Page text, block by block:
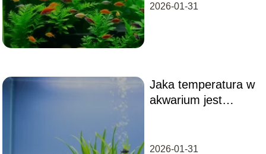
2026-01-31
Jaka temperatura w
akwarium jest
2026-01-31